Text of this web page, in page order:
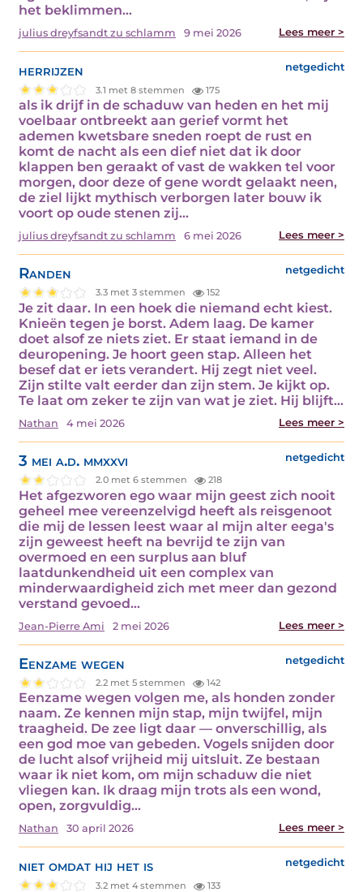
het beklimmen…
julius dreyfsandt zu schlamm 9 mei 2026 Lees meer >
herrijzen netgedicht
3.1 met 8 stemmen 175
als ik drijf in de schaduw van heden en het mij
voelbaar ontbreekt aan gerief vormt het
ademen kwetsbare sneden roept de rust en
komt de nacht als een dief niet dat ik door
klappen ben geraakt of vast de wakken tel voor
morgen, door deze of gene wordt gelaakt neen,
de ziel lijkt mythisch verborgen later bouw ik
voort op oude stenen zij…
julius dreyfsandt zu schlamm 6 mei 2026 Lees meer >
Randen netgedicht
3.3 met 3 stemmen 152
Je zit daar. In een hoek die niemand echt kiest.
Knieën tegen je borst. Adem laag. De kamer
doet alsof ze niets ziet. Er staat iemand in de
deuropening. Je hoort geen stap. Alleen het
besef dat er iets verandert. Hij zegt niet veel.
Zijn stilte valt eerder dan zijn stem. Je kijkt op.
Te laat om zeker te zijn van wat je ziet. Hij blijft…
Nathan 4 mei 2026 Lees meer >
3 mei a.d. mmxxvi netgedicht
2.0 met 6 stemmen 218
Het afgezworen ego waar mijn geest zich nooit
geheel mee vereenzelvigd heeft als reisgenoot
die mij de lessen leest waar al mijn alter eega's
zijn geweest heeft na bevrijd te zijn van
overmoed en een surplus aan bluf
laatdunkendheid uit een complex van
minderwaardigheid zich met meer dan gezond
verstand gevoed…
Jean-Pierre Ami 2 mei 2026 Lees meer >
Eenzame wegen netgedicht
2.2 met 5 stemmen 142
Eenzame wegen volgen me, als honden zonder
naam. Ze kennen mijn stap, mijn twijfel, mijn
traagheid. De zee ligt daar — onverschillig, als
een god moe van gebeden. Vogels snijden door
de lucht alsof vrijheid mij uitsluit. Ze bestaan
waar ik niet kom, om mijn schaduw die niet
vliegen kan. Ik draag mijn trots als een wond,
open, zorgvuldig…
Nathan 30 april 2026 Lees meer >
niet omdat hij het is netgedicht
3.2 met 4 stemmen 133